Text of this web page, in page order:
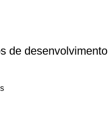
de